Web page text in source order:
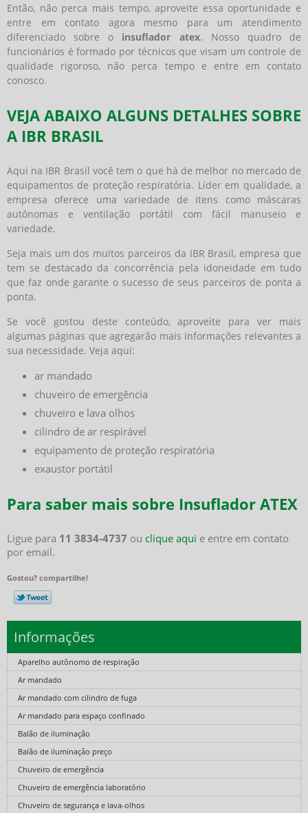
Então, não perca mais tempo, aproveite essa oportunidade e
entre em contato agora mesmo para um atendimento
diferenciado sobre o insuflador atex. Nosso quadro de
funcionários é formado por técnicos que visam um controle de
qualidade rigoroso, não perca tempo e entre em contato
conosco.
VEJA ABAIXO ALGUNS DETALHES SOBRE
A IBR BRASIL
Aqui na IBR Brasil você tem o que há de melhor no mercado de
equipamentos de proteção respiratória. Líder em qualidade, a
empresa oferece uma variedade de itens como máscaras
autônomas e ventilação portátil com fácil manuseio e
variedade.
Seja mais um dos muitos parceiros da IBR Brasil, empresa que
tem se destacado da concorrência pela idoneidade em tudo
que faz onde garante o sucesso de seus parceiros de ponta a
ponta.
Se você gostou deste conteúdo, aproveite para ver mais
algumas páginas que agregarão mais informações relevantes a
sua necessidade. Veja aqui:
ar mandado
chuveiro de emergência
chuveiro e lava olhos
cilindro de ar respirável
equipamento de proteção respiratória
exaustor portátil
Para saber mais sobre Insuflador ATEX
Ligue para 11 3834-4737 ou clique aqui e entre em contato
por email.
Gostou? compartilhe!
Informações
Aparelho autônomo de respiração
Ar mandado
Ar mandado com cilindro de fuga
Ar mandado para espaço confinado
Balão de iluminação
Balão de iluminação preço
Chuveiro de emergência
Chuveiro de emergência laboratório
Chuveiro de segurança e lava-olhos